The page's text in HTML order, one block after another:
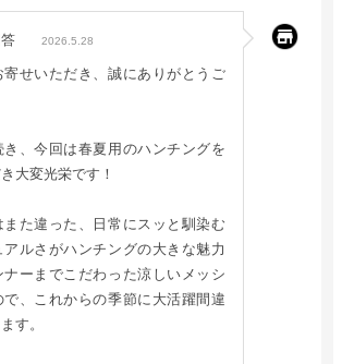
2026.5.28
寄せいただき、誠にありがとうご
き、今回は春夏用のハンチングを
大変光栄です！
た違った、日常にスッと馴染む
ルさがハンチングの大きな魅力
ーまでこだわった涼しいメッシ
で、これからの季節に大活躍間違
す。